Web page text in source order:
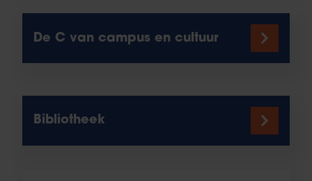
De C van campus en cultuur
Bibliotheek